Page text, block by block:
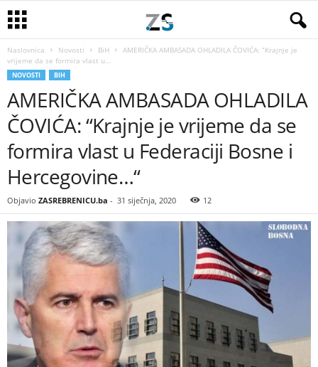
Naslovnica Novosti BiH
AMERIČKA AMBASADA OHLADILA ČOVIĆA: “Krajnje je
vrijeme da se formira vlast u...
NOVOSTI BIH
AMERIČKA AMBASADA OHLADILA
ČOVIĆA: “Krajnje je vrijeme da se
formira vlast u Federaciji Bosne i
Hercegovine…“
Objavio ZASREBRENICU.ba - 31 siječnja, 2020 12